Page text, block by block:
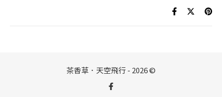
茶香草．天空飛行 - 2026 ©